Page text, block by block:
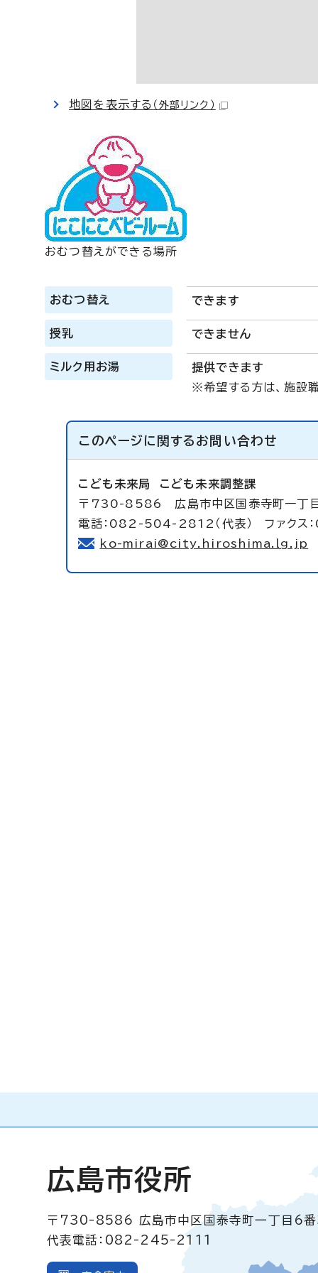
地図を表示する （外部リンク）
おむつ替えができる場所
おむつ替え できます
授乳 できません
ミルク用お湯
提供できます
※希望する方は、施設
このページに関する お問い合わせ
こども未来局 こども未来調整課
〒730-8586 広島市中区国泰寺町一丁目
電話：082-504-2812（代表） ファク
ko-mirai@city.hiroshima.lg.jp
広島市役所
〒730-8586
広島市中区国泰寺町一丁目6
代表電話：082-245-2111